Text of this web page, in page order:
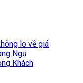
lo về giá
Ngủ
Khách